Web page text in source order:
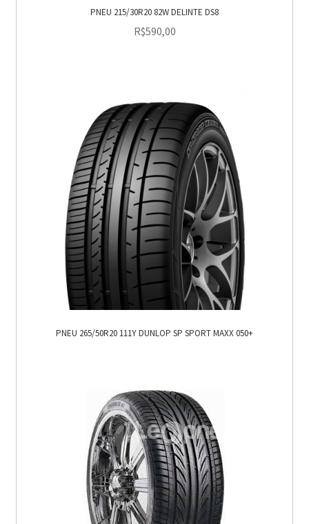
PNEU 215/30R20 82W DELINTE DS8
R$590,00
PNEU 265/50R20 111Y DUNLOP SP SPORT MAXX 050+